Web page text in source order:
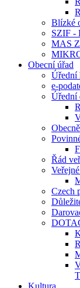
Blízké
SZIF -
MAS
Obecní úřad
Úřední
e-
Úřední
Řád
Czech
Kultura